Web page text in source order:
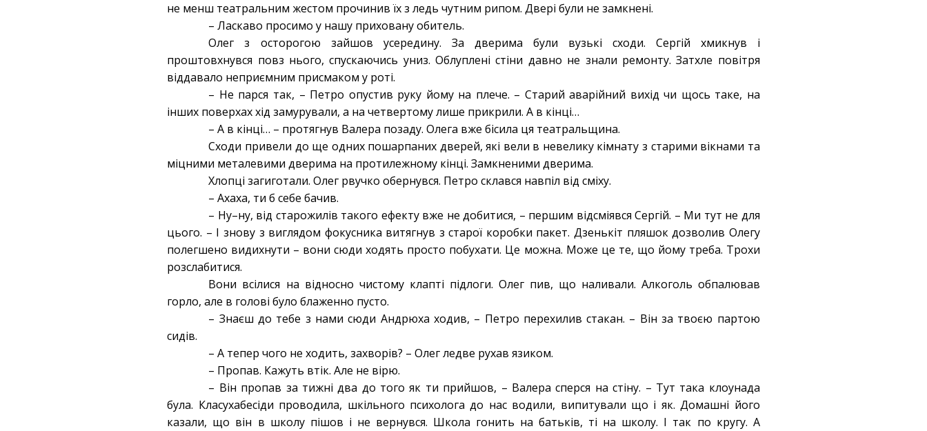
не менш театральним жестом прочинив їх з ледь чутним рипом. Двері були не замкнені.
– Ласкаво просимо у нашу приховану обитель.
Олег з осторогою зайшов усередину. За дверима були вузькі сходи. Сергій хмикнув і
проштовхнувся повз нього, спускаючись униз. Облуплені стіни давно не знали ремонту. Затхле повітря
віддавало неприємним присмаком у роті.
– Не парся так, – Петро опустив руку йому на плече. – Старий аварійний вихід чи щось таке, на
інших поверхах хід замурували, а на четвертому лише прикрили. А в кінці…
– А в кінці… – протягнув Валера позаду. Олега вже бісила ця театральщина.
Сходи привели до ще одних пошарпаних дверей, які вели в невелику кімнату з старими вікнами та
міцними металевими дверима на протилежному кінці. Замкненими дверима.
Хлопці загиготали. Олег рвучко обернувся. Петро склався навпіл від сміху.
– Ахаха, ти б себе бачив.
– Ну–ну, від старожилів такого ефекту вже не добитися, – першим відсміявся Сергій. – Ми тут не для
цього. – І знову з виглядом фокусника витягнув з старої коробки пакет. Дзенькіт пляшок дозволив Олегу
полегшено видихнути – вони сюди ходять просто побухати. Це можна. Може це те, що йому треба. Трохи
розслабитися.
Вони всілися на відносно чистому клапті підлоги. Олег пив, що наливали. Алкоголь обпалював
горло, але в голові було блаженно пусто.
– Знаєш до тебе з нами сюди Андрюха ходив, – Петро перехилив стакан. – Він за твоєю партою
сидів.
– А тепер чого не ходить, захворів? – Олег ледве рухав язиком.
– Пропав. Кажуть втік. Але не вірю.
– Він пропав за тижні два до того як ти прийшов, – Валера сперся на стіну. – Тут така клоунада
була. Класухабесіди проводила, шкільного психолога до нас водили, випитували що і як. Домашні його
казали, що він в школу пішов і не вернувся. Школа гонить на батьків, ті на школу. І так по кругу. А